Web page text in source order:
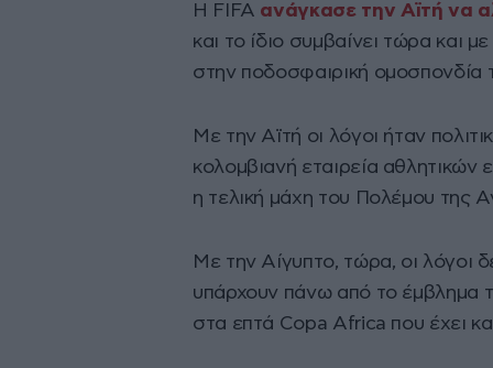
Η FIFA ανάγκασε την Αϊτή να
και το ίδιο συμβαίνει τώρα και
στην ποδοσφαιρική ομοσπονδία
Με την Αϊτή οι λόγοι ήταν
κολομβιανή εταιρεία
η τελική μάχη του Πολέμου της
Με την Αίγυπτο, τώρα, οι λόγοι
υπάρχουν πάνω από το έμβλημα
στα επτά Copa Africa που έχει